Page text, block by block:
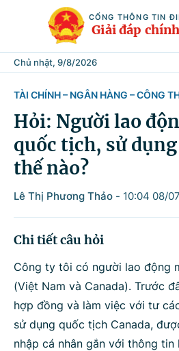
CỔNG THÔNG TIN
Giải đáp
Chủ nhật, 9/8/2026
Tìm
Từ khóa
Tìm trong
Lĩnh vực
Bộ ngành
TÀI CHÍNH – NGÂN HÀNG – CÔNG
Hỏi: Người lao
quốc tịch, sử
thế nào?
Lê Thị Phương Thảo - 10:04 08/
Chi tiết câu hỏi
Công ty tôi có người lao động
(Việt Nam và Canada). Trước
hợp đồng và làm việc với tư
sử dụng quốc tịch Canada,
nhập cá nhân gắn với thông